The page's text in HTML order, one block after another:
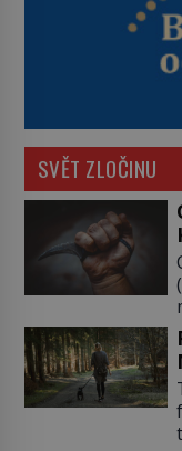
SVĚT ZLOČINU